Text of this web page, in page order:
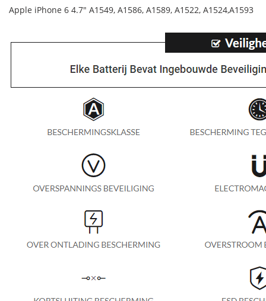
Apple iPhone 6 4.7" A1549, A1586, A1589, A1522, A1524,A1593